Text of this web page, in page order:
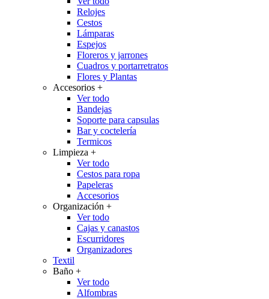
Relojes
Cestos
Lámparas
Espejos
Floreros y jarrones
Cuadros y portarretratos
Flores y Plantas
Accesorios +
Ver todo
Bandejas
Soporte para capsulas
Bar y coctelería
Termicos
Limpieza +
Ver todo
Cestos para ropa
Papeleras
Accesorios
Organización +
Ver todo
Cajas y canastos
Escurridores
Organizadores
Textil
Baño +
Ver todo
Alfombras